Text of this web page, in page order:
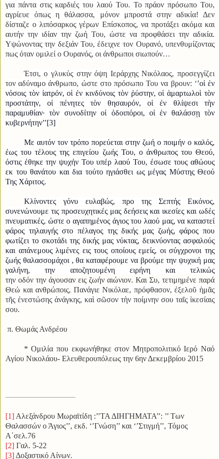
για πάντα στις καρδιές του λαού Του. Το πράον πρόσωπο Του,
αγρίευε όπως η θάλασσα, μόνον μπροστά στην αδικία! Δεν
δίσταζε ο λιπόσαρκος γέρων Επίσκοπος, να προτάξει ακόμα και
αυτήν την ιδίαν την ζωή Του, ώστε να προφθάσει την αδικία.
Υψώνοντας την δεξιάν Του, έδειχνε τον Ουρανό, υπενθυμίζοντας
πως όταν ομιλεί ο Ουρανός, οι άνθρωποι σιωπούν…
Έτσι, ο γλυκύς στην όψη Ιεράρχης Νικόλαος, προσεγγίζει
τον αδύναμο άνθρωπο, ώστε στο πρόσωπο Του να βρουν: ‘’οἱ ἐν
νόσοις τὸν ἰατρόν, οἱ ἐν κινδύνοις τὸν ῥύστην, οἱ ἁμαρτωλοὶ τὸν
προστάτην, οἱ πένητες τὸν θησαυρόν, οἱ ἐν θλίψεσι τὴν
παραμυθίαν· τὸν συνοδίτην οἱ ὁδοιπόροι, οἱ ἐν θαλάσσῃ τὸν
κυβερνήτην’’[3]
Με αυτόν τον τρόπο πορεύεται στην ζωή ο ποιμήν ο καλός,
έως του τέλους της επιγείου ζωής Του, ο άνθρωπος του Θεού,
όστις έθηκε την ψυχήν Του υπέρ λαού Του, έσωσε τους αθώους
εκ του θανάτου και δια τούτο ηγιάσθει ως μέγας Μύστης Θεού
Της Χάριτος.
Κλίνοντες γόνυ ευλαβώς, προ της Σεπτής Εικόνος,
συνενώνουμε τις προσευχητικές μας δεήσεις και ικεσίες και ωδές
πνευματικές, ώστε ο αγαπημένος άγιος του λαού μας, να καταστεί
φάρος τηλαυγής στο πέλαγος της δικής μας ζωής, φάρος που
φωτίζει το σκοτάδι της δικής μας νύκτας, δεικνύοντας ασφαλούς
και απάνεμους λιμένες εις τους οποίους εμείς, οι σύγχρονοι της
ζωής θαλασσομάχοι , θα καταφέρουμε να βρούμε την ψυχική μας
γαλήνη, την αποζητουμένη ειρήνη και τελικώς
την οδόν την άγουσαν εις ζωήν αιώνιον. Και Συ, τετιμημένε παρά
Θεώ και ανθρώποις, Πανάγιε Νικόλαε, πρόφθασον, ἐξελοῦ ἡμᾶς
τῆς ἐνεστώσης ἀνάγκης, καὶ σῶσον τὴν ποίμνην σου ταῖς ἱκεσίαις
σου.
π. Θωμάς Ανδρέου
* Ομιλία που εκφωνήθηκε στον Μητροπολιτικό Ιερό Ναό
Αγίου Νικολάου- Ελευθερουπόλεως την 6ην Δεκεμβρίου 2015
[1] Αλεξάνδρου Μωραϊτίδη :’’ΤΑ ΔΙΗΓΗΜΑΤΑ’’: ’’ Των
Θαλασσών ο Άγιος’’, εκδ. ‘’Γνώση’’ και ‘’Στιγμή’’, Τόμος
Α΄σελ.76
[2] Γαλ. 5-22
[3] Δοξαστικό Αίνων.